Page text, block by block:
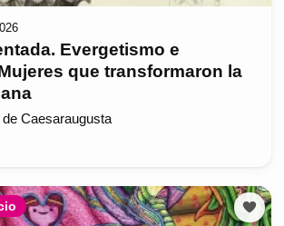
Evergetismo e
que transformaron la
Caesaraugusta